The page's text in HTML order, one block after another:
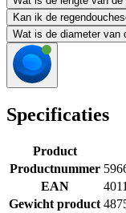
Kan ik de
Wat is de diameter van
Specificaties
Product
Productnummer
EAN
Gewicht product